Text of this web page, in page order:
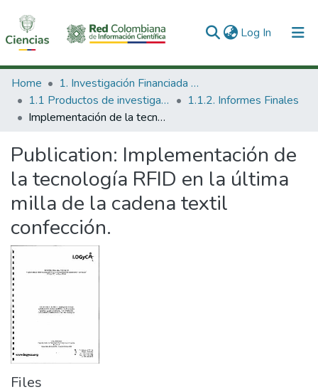
Log In (current)
Communities & Collections
All of DSpace
Home
1. Investigación Financiada con Recursos Públicos
1.1 Productos de investigación
1.1.2. Informes Finales
Implementación de la tecnología RFID en la última milla de la cadena textil confección.
Publication: Implementación de
la tecnología RFID en la última
milla de la cadena textil
confección.
Files